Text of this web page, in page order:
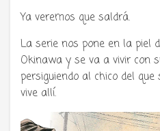
Ya veremos que saldrá.
La serie nos pone en la piel
Okinawa y se va a vivir con
persiguiendo al chico del
vive allí.